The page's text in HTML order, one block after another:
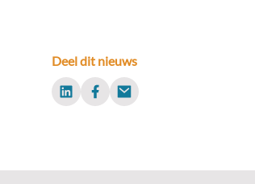
Deel dit nieuws
LinkedInFacebook
Email